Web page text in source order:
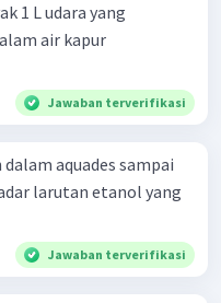
air kapur
Jawaban terverifikasi
aquades sampai
larutan etanol yang
Jawaban terverifikasi